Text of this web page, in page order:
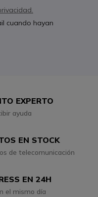
cuando hayan
EXPERTO
ayuda
EN STOCK
de telecomunicación
EN 24H
el mismo día